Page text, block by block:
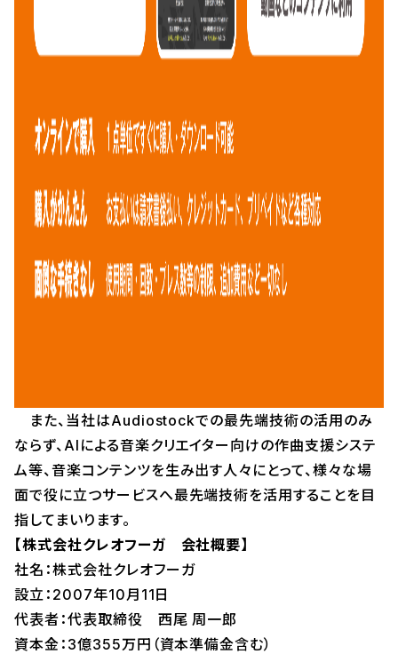
また、当社はAudiostockでの最先端技術の活用のみ
ならず、AIによる音楽クリエイター向けの作曲支援システ
ム等、音楽コンテンツを生み出す人々にとって、様々な場
面で役に立つサービスへ最先端技術を活用することを目
指してまいります。
【株式会社クレオフーガ 会社概要】
社名：株式会社クレオフーガ
設立：2007年10月11日
代表者：代表取締役 西尾 周一郎
資本金：3億355万円（資本準備金含む）